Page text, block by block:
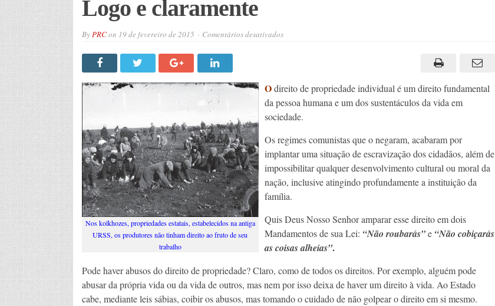
Logo e claramente
ByPRCon 19 de fevereiro de 2015 Comentários desativadosem
Nos kolkhozes, propriedades estatais, estabelecidos na antiga
URSS, os produtores não tinham direito ao fruto de seu
trabalho
Odireito de propriedade individual é um direito fundamental
da pessoa humana e um dos sustentáculos da vida em
sociedade.
Os regimes comunistas que o negaram, acabaram por
implantar uma situação de escravização dos cidadãos, além de
impossibilitar qualquer desenvolvimento cultural ou moral da
nação, inclusive atingindo profundamente a instituição da
família.
Quis Deus Nosso Senhor amparar esse direito em dois
Mandamentos de sua Lei: “Não roubarás” e “Não cobiçarás
as coisas alheias”.
Pode haver abusos do direito de propriedade? Claro, como de todos os direitos. Por exemplo, alguém pode
abusar da própria vida ou da vida de outros, mas nem por isso deixa de haver um direito à vida. Ao Estado
cabe, mediante leis sábias, coibir os abusos, mas tomando o cuidado de não golpear o direito em si mesmo.